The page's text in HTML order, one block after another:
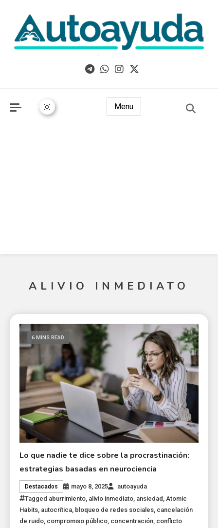
Menu
ALIVIO INMEDIATO
6 MINS READ
Lo que nadie te dice sobre la procrastinación:
estrategias basadas en neurociencia
Destacados mayo 8, 2025
autoayuda
Tagged aburrimiento, alivio inmediato, ansiedad ,Atomic
Habits, autocrítica, bloqueo de redes sociales, cancelación
de ruido, compromiso público, concentración, conflicto